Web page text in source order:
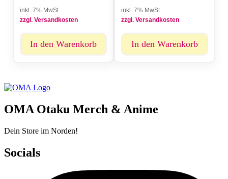
inkl. 7% MwSt.
zzgl. Versandkosten
In den Warenkorb
inkl. 7% MwSt.
zzgl. Versandkosten
In den Warenkorb
OMA Otaku Merch & Anime
Dein Store im Norden!
Socials